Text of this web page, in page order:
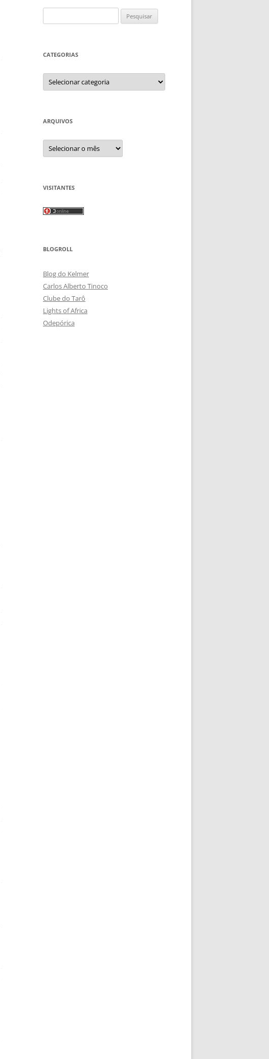
por:
CATEGORIAS
Categorias
ARQUIVOS
Arquivos
VISITANTES
BLOGROLL
Blog do Kelmer
Carlos Alberto Tinoco
Clube do Tarô
Lights of Africa
Odepórica